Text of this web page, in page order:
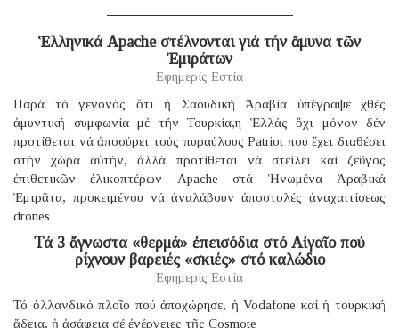
Ἑλληνικά Apache στέλνονται γιά τήν ἄμυνα τῶν
Ἐμιράτων
Εφημερίς Εστία
Παρά τό γεγονός ὅτι ἡ Σαουδική Ἀραβία ὑπέγραψε χθές
ἀμυντική συμφωνία μέ τήν Τουρκία,η Ἑλλάς ὄχι μόνον δέν
προτίθεται νά ἀποσύρει τούς πυραύλους Patriot πού ἔχει διαθέσει
στήν χώρα αὐτήν, ἀλλά προτίθεται νά στείλει καί ζεῦγος
ἐπιθετικῶν ἑλικοπτέρων Apache στά Ἡνωμένα Ἀραβικά
Ἐμιρᾶτα, προκειμένου νά ἀναλάβουν ἀποστολές ἀναχαιτίσεως
drones
Τά 3 ἄγνωστα «θερμά» ἐπεισόδια στό Αἰγαῖο πού
ρίχνουν βαρειές «σκιές» στό καλώδιο
Εφημερίς Εστία
Τό ὁλλανδικό πλοῖο πού ἀποχώρησε, ἡ Vodafone καί ἡ τουρκική
ἄδεια, ἡ ἀσάφεια σέ ἐνέργειες τῆς Cosmote